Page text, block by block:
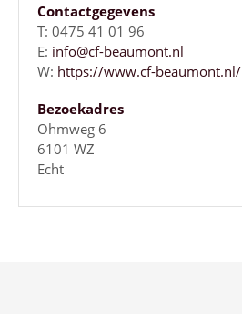
Contactgegevens
T: 0475 41 01 96
E: info@cf-beaumont.nl
W: https://www.cf-beaumont.nl/
Bezoekadres
Ohmweg 6
6101 WZ
Echt